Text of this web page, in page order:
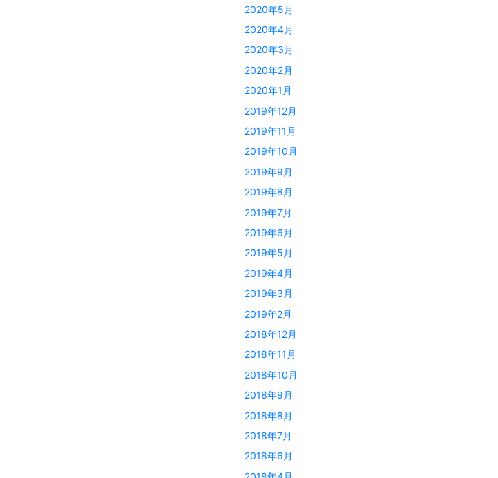
2020年5月
2020年4月
2020年3月
2020年2月
2020年1月
2019年12月
2019年11月
2019年10月
2019年9月
2019年8月
2019年7月
2019年6月
2019年5月
2019年4月
2019年3月
2019年2月
2018年12月
2018年11月
2018年10月
2018年9月
2018年8月
2018年7月
2018年6月